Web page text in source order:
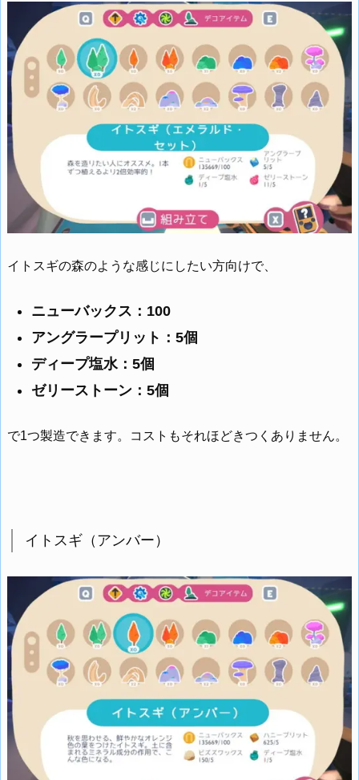
イトスギの森のような感じにしたい方向けで、
ニューバックス：100
アングラープリット：5個
ディープ塩水：5個
ゼリーストーン：5個
で1つ製造できます。コストもそれほどきつくありません。
イトスギ（アンバー）